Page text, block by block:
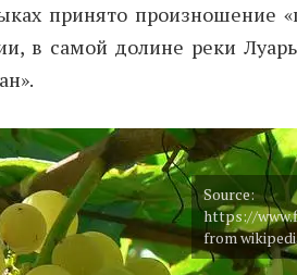
принято произношение
в самой долине реки
Source:
https://
from